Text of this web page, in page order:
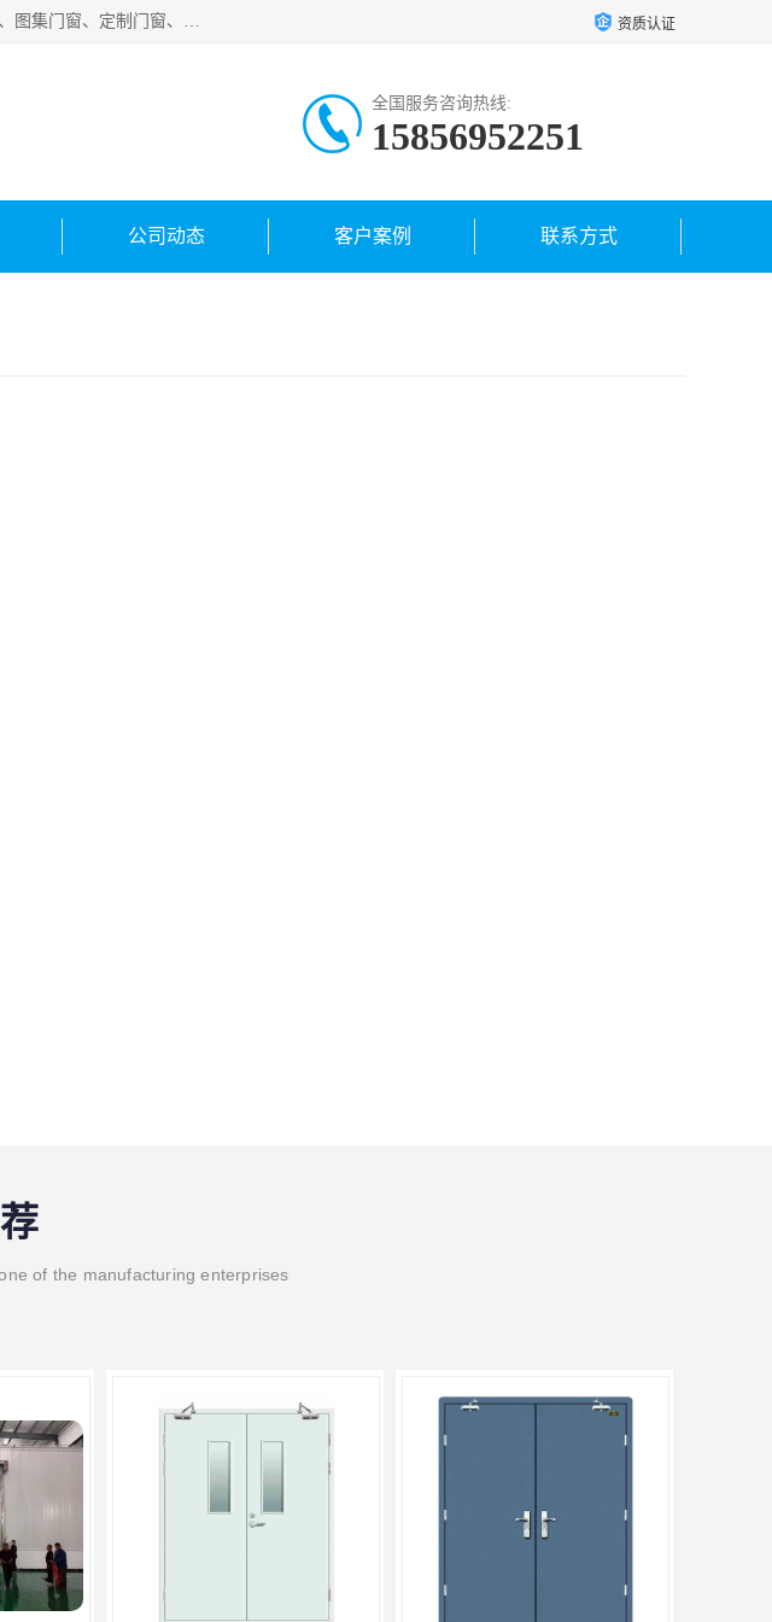
安徽吉运祥智能技术有限公司是一家钢大门厂家，公司集智能自动门窗、钢木门、特种门窗、工业门窗、图集门窗、定制门窗、非标门窗等通道产品的研发设计、制作、安装于一体的综合性、性高新技术企业。 资质认证
全国服务咨询热线:
15856952251
公司动态 客户案例 联系方式
of the manufacturing enterprises